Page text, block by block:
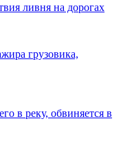
ливня на дорогах
грузовика,
в реку, обвиняется в